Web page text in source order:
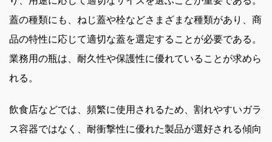
蓋の種類にも、ねじ蓋や栓などさまざまな種類があり、商
品の特性に応じて適切な蓋を選定することが必要である。
業務用の瓶は、耐久性や保護性に優れていることが求めら
れる。
飲食店などでは、頻繁に使用されるため、割れやすいガラ
ス容器ではなく、耐衝撃性に優れた製品が選好される傾向